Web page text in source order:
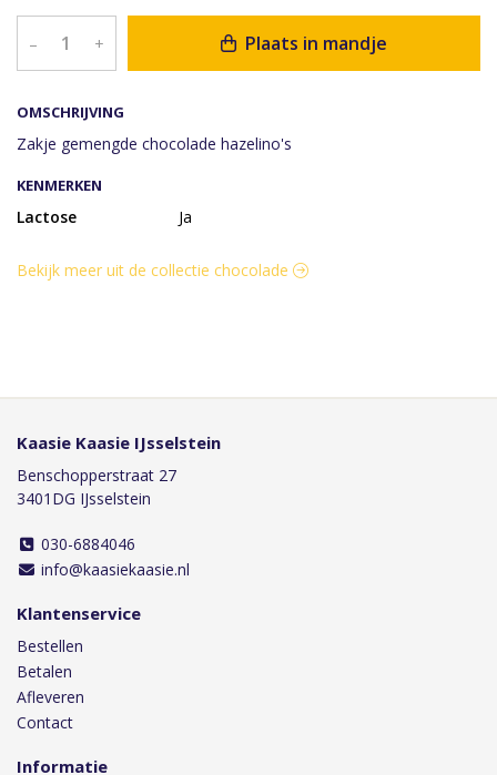
OMSCHRIJVING
Zakje gemengde chocolade hazelino's
– + Plaats in mandje
KENMERKEN
Lactose Ja
Bekijk meer uit de collectie chocolade
Kaasie Kaasie IJsselstein
Benschopperstraat 27
3401DG IJsselstein
030-6884046
info@kaasiekaasie.nl
Klantenservice
Bestellen
Betalen
Afleveren
Contact
Informatie